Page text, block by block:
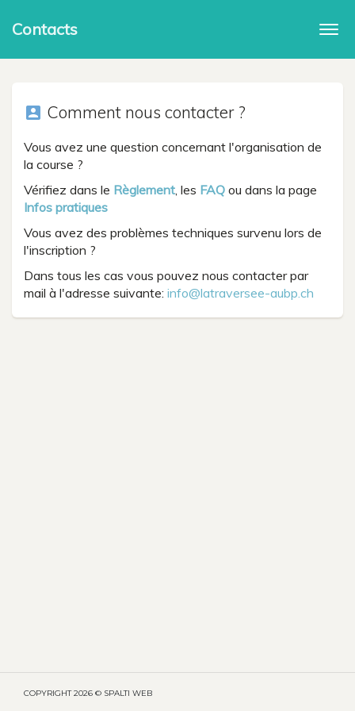
Contacts
account_box Comment nous contacter ?
Vous avez une question concernant l'organisation de
la course ?
Vérifiez dans le Règlement, les FAQ ou dans la page
Infos pratiques
Vous avez des problèmes techniques survenu lors de
l'inscription ?
Dans tous les cas vous pouvez nous contacter par
mail à l'adresse suivante: info@latraversee-aubp.ch
COPYRIGHT2026 © SPALTI WEB